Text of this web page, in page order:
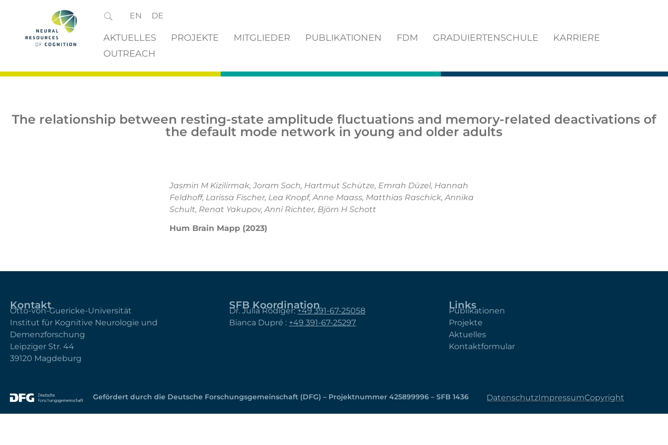
EN DE
AKTUELLES PROJEKTE MITGLIEDER PUBLIKATIONEN FDM GRADUIERTENSCHULE
KARRIERE
OUTREACH
The relationship between resting-state amplitude fluctuations and memory-related deactivations of
the default mode network in young and older adults
Jasmin M Kizilirmak, Joram Soch, Hartmut Schütze, Emrah Düzel, Hannah
Feldhoff, Larissa Fischer, Lea Knopf, Anne Maass, Matthias Raschick, Annika
Schult, Renat Yakupov, Anni Richter, Björn H Schott
Hum Brain Mapp (2023)
Kontakt
Otto-von-Guericke-Universität
Institut für Kognitive Neurologie und
Demenzforschung
Leipziger Str. 44
39120 Magdeburg
SFB Koordination
Dr. Julia Rödiger:+49 391-67-25058
Bianca Dupré : +49 391-67-25297
Links
Publikationen
Projekte
Aktuelles
Kontaktformular
Gefördert durch die Deutsche Forschungsgemeinschaft (DFG) – Projektnummer 425899996 – SFB 1436 DatenschutzImpressumCopyright